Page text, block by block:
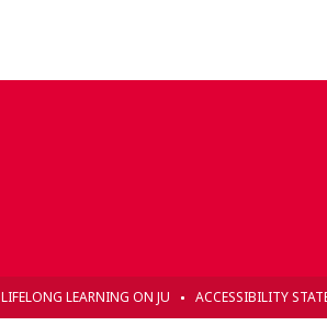
LIFELONG LEARNING ON JU ACCESSIBILITY